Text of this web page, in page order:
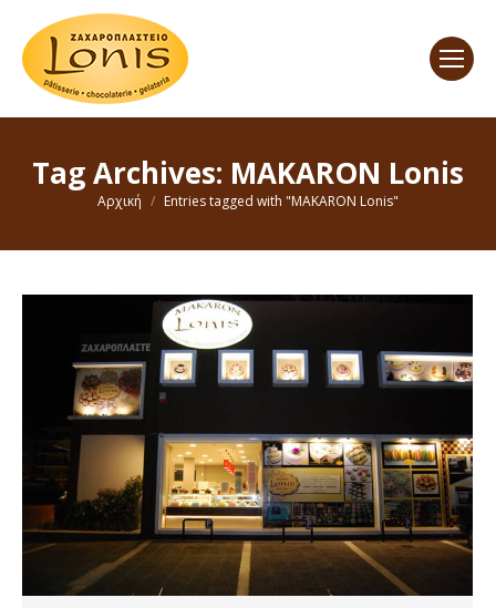
Tag Archives: MAKARON Lonis
You are here:
Αρχική Entries tagged with "MAKARON Lonis"